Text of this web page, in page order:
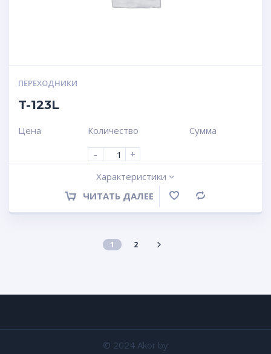
ПЕРЕХОДНИКИ
T-123L
Цена
Количество
-
+
Сумма
Характеристики
ЧИТАТЬ ДАЛЕЕ
1 2
© 2024 Akor.by